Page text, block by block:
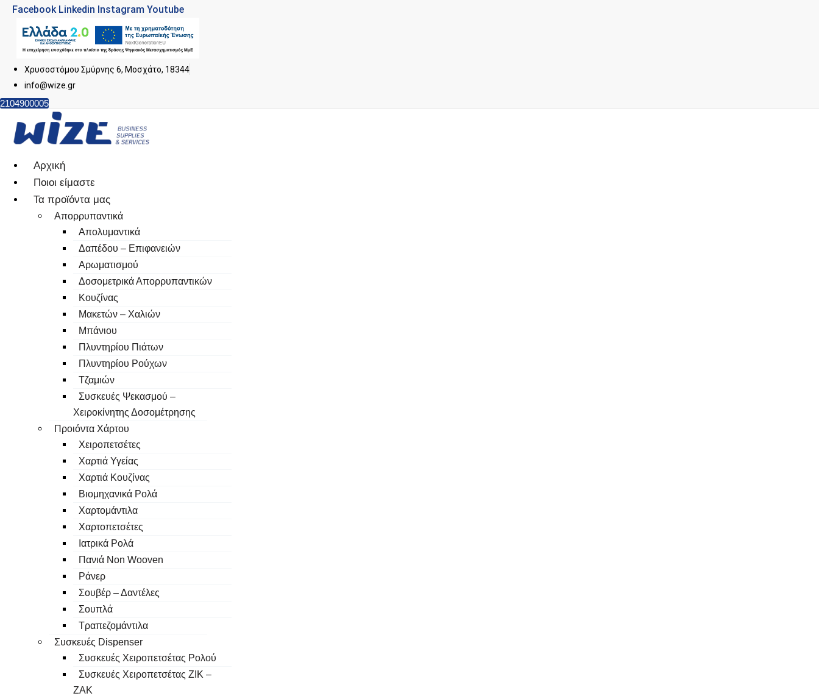
Facebook Linkedin Instagram Youtube
Χρυσοστόμου Σμύρνης 6, Μοσχάτο, 18344
info@wize.gr
2104900005
Αρχική
Ποιοι είμαστε
Τα προϊόντα μας
Απορρυπαντικά
Απολυμαντικά
Δαπέδου – Επιφανειών
Αρωματισμού
Δοσομετρικά Απορρυπαντικών
Κουζίνας
Μακετών – Χαλιών
Μπάνιου
Πλυντηρίου Πιάτων
Πλυντηρίου Ρούχων
Τζαμιών
Συσκευές Ψεκασμού –
Χειροκίνητης Δοσομέτρησης
Προιόντα Χάρτου
Χειροπετσέτες
Χαρτιά Υγείας
Χαρτιά Κουζίνας
Βιομηχανικά Ρολά
Χαρτομάντιλα
Χαρτοπετσέτες
Ιατρικά Ρολά
Πανιά Non Wooven
Ράνερ
Σουβέρ – Δαντέλες
Σουπλά
Τραπεζομάντιλα
Συσκευές Dispenser
Συσκευές Χειροπετσέτας Ρολού
Συσκευές Χειροπετσέτας ΖΙΚ –
ΖΑΚ